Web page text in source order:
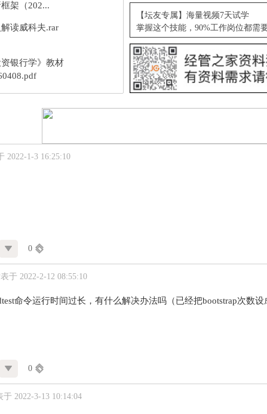
架（202...
读威科夫.rar
资银行学》教材
【坛友专属】海量视频7天试学
掌握这个技能，90%工作岗位都需
2022-1-3 16:25:10
0
于 2022-2-12 08:55:10
命令运行时间过长，有什么解决办法吗（已经把bootstrap次数设
0
于 2022-3-13 10:14:04